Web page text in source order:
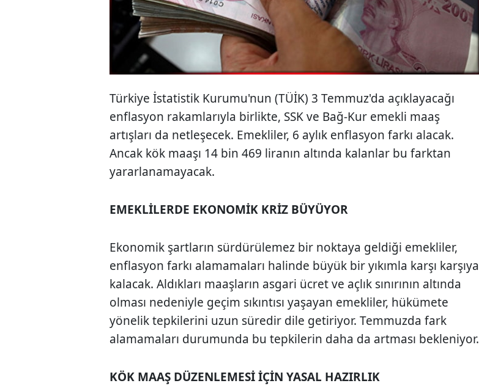
Türkiye İstatistik Kurumu'nun (TÜİK) 3 Temmuz'da açıklayacağı
enflasyon rakamlarıyla birlikte, SSK ve Bağ-Kur emekli maaş
artışları da netleşecek. Emekliler, 6 aylık enflasyon farkı alacak.
Ancak kök maaşı 14 bin 469 liranın altında kalanlar bu farktan
yararlanamayacak.
EMEKLİLERDE EKONOMİK KRİZ BÜYÜYOR
Ekonomik şartların sürdürülemez bir noktaya geldiği emekliler,
enflasyon farkı alamamaları halinde büyük bir yıkımla karşı karşıya
kalacak. Aldıkları maaşların asgari ücret ve açlık sınırının altında
olması nedeniyle geçim sıkıntısı yaşayan emekliler, hükümete
yönelik tepkilerini uzun süredir dile getiriyor. Temmuzda fark
alamamaları durumunda bu tepkilerin daha da artması bekleniyor.
KÖK MAAŞ DÜZENLEMESİ İÇİN YASAL HAZIRLIK